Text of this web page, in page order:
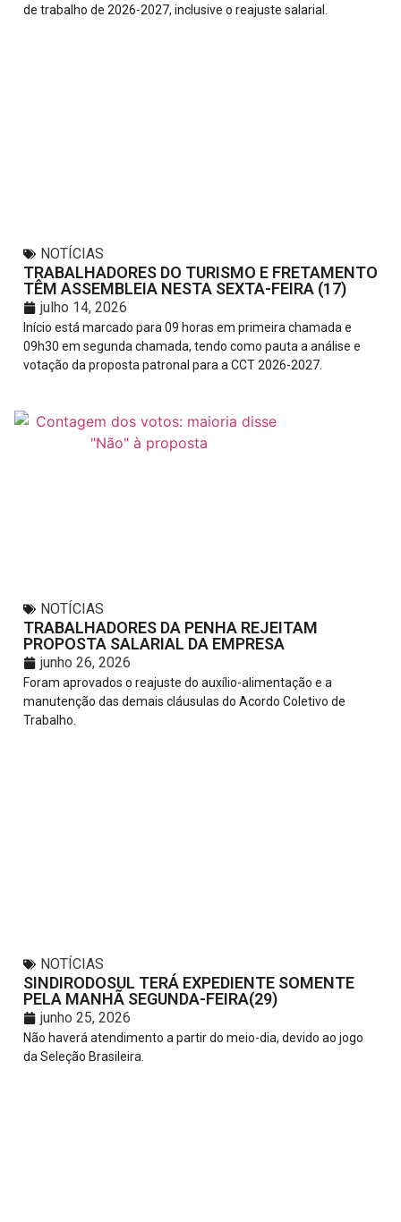
de trabalho de 2026-2027, inclusive o reajuste salarial.
NOTÍCIAS
TRABALHADORES DO TURISMO E FRETAMENTO
TÊM ASSEMBLEIA NESTA SEXTA-FEIRA (17)
julho 14, 2026
Início está marcado para 09 horas em primeira chamada e
09h30 em segunda chamada, tendo como pauta a análise e
votação da proposta patronal para a CCT 2026-2027.
NOTÍCIAS
TRABALHADORES DA PENHA REJEITAM
PROPOSTA SALARIAL DA EMPRESA
junho 26, 2026
Foram aprovados o reajuste do auxílio-alimentação e a
manutenção das demais cláusulas do Acordo Coletivo de
Trabalho.
NOTÍCIAS
SINDIRODOSUL TERÁ EXPEDIENTE SOMENTE
PELA MANHÃ SEGUNDA-FEIRA(29)
junho 25, 2026
Não haverá atendimento a partir do meio-dia, devido ao jogo
da Seleção Brasileira.